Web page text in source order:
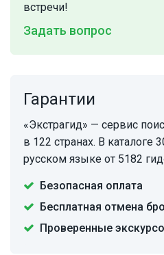
встречи!
Задать вопрос
Гарантии
«Экстрагид» — сервис
в 122 странах. В каталоге
русском языке от 5182
Безопасная оплата
Бесплатная отмена
Проверенные